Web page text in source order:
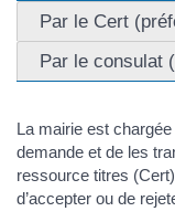
Par le Cert
Par le consulat
La mairie est chargée
demande et de les
ressource titres
d’accepter ou de